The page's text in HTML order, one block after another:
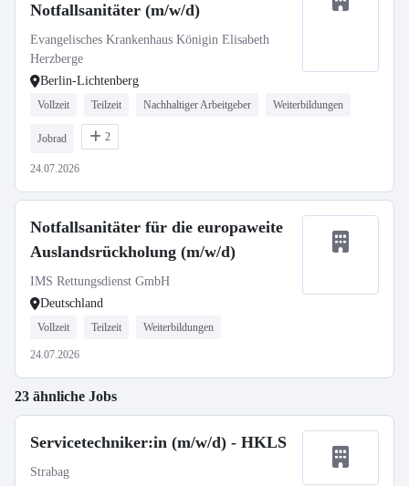
Notfallsanitäter (m/w/d)
Evangelisches Krankenhaus Königin Elisabeth
Herzberge
Berlin-Lichtenberg
Vollzeit Teilzeit Nachhaltiger Arbeitgeber Weiterbildungen
Jobrad 2
24.07.2026
Notfallsanitäter für die europaweite
Auslandsrückholung (m/w/d)
IMS Rettungsdienst GmbH
Deutschland
Vollzeit Teilzeit Weiterbildungen
24.07.2026
23 ähnliche Jobs
Servicetechniker:in (m/w/d) - HKLS
Strabag